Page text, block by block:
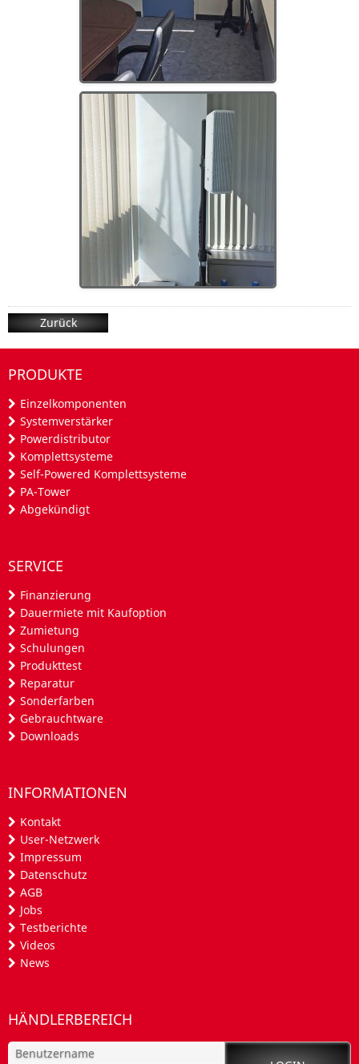
Zurück
PRODUKTE
Einzelkomponenten
Systemverstärker
Powerdistributor
Komplettsysteme
Self-Powered Komplettsysteme
PA-Tower
Abgekündigt
SERVICE
Finanzierung
Dauermiete mit Kaufoption
Zumietung
Schulungen
Produkttest
Reparatur
Sonderfarben
Gebrauchtware
Downloads
INFORMATIONEN
Kontakt
User-Netzwerk
Impressum
Datenschutz
AGB
Jobs
Testberichte
Videos
News
HÄNDLERBEREICH